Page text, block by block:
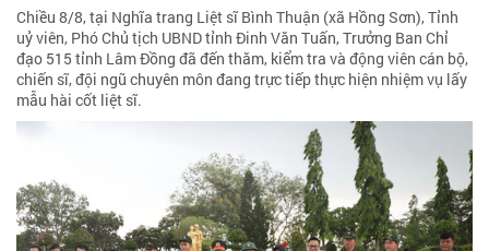
Chiều 8/8, tại Nghĩa trang Liệt sĩ Bình Thuận (xã Hồng Sơn), Tỉnh
uỷ viên, Phó Chủ tịch UBND tỉnh Đinh Văn Tuấn, Trưởng Ban Chỉ
đạo 515 tỉnh Lâm Đồng đã đến thăm, kiểm tra và động viên cán bộ,
chiến sĩ, đội ngũ chuyên môn đang trực tiếp thực hiện nhiệm vụ lấy
mẫu hài cốt liệt sĩ.